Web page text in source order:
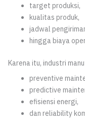
target produksi,
kualitas produk,
jadwal
hingga biaya
Karena itu, industri
preventive
predictive
efisiensi energi,
dan reliability